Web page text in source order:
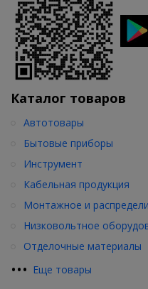
Каталог товаров
••• Еще товары
Автотовары
Бытовые приборы
Инструмент
Кабельная продукция
Монтажное и
Низковольтное
Отделочные материалы